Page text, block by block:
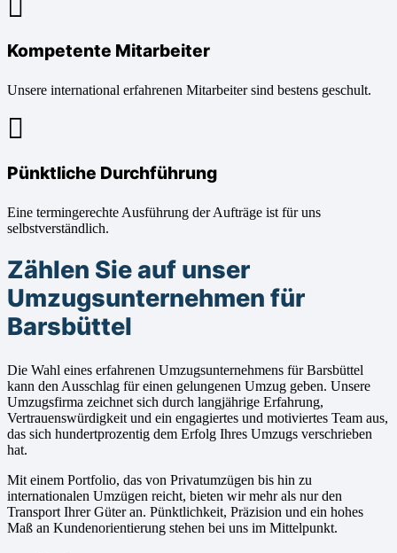
Kompetente Mitarbeiter
Unsere international erfahrenen Mitarbeiter sind bestens geschult.
Pünktliche Durchführung
Eine termingerechte Ausführung der Aufträge ist für uns
selbstverständlich.
Zählen Sie auf unser
Umzugsunternehmen für
Barsbüttel
Die Wahl eines erfahrenen Umzugsunternehmens für Barsbüttel
kann den Ausschlag für einen gelungenen Umzug geben. Unsere
Umzugsfirma zeichnet sich durch langjährige Erfahrung,
Vertrauenswürdigkeit und ein engagiertes und motiviertes Team aus,
das sich hundertprozentig dem Erfolg Ihres Umzugs verschrieben
hat.
Mit einem Portfolio, das von Privatumzügen bis hin zu
internationalen Umzügen reicht, bieten wir mehr als nur den
Transport Ihrer Güter an. Pünktlichkeit, Präzision und ein hohes
Maß an Kundenorientierung stehen bei uns im Mittelpunkt.